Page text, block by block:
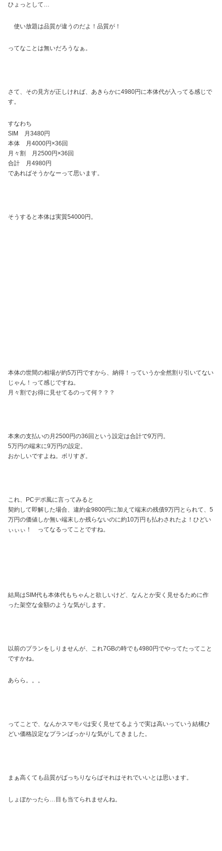
ひょっとして…
使い放題は品質が違うのだよ！品質が！
ってなことは無いだろうなぁ。
さて、その見方が正しければ、あきらかに4980円に本体代が入ってる感じで
す。
すなわち
SIM 月3480円
本体 月4000円×36回
月々割 月2500円×36回
合計 月4980円
であればそうかなーって思います。
そうすると本体は実質54000円。
本体の世間の相場が約5万円ですから、納得！っていうか全然割り引いてない
じゃん！って感じですね。
月々割でお得に見せてるのって何？？？
本来の支払いの月2500円の36回という設定は合計で9万円。
5万円の端末に9万円の設定。
おかしいですよね。ボリすぎ。
これ、PCデポ風に言ってみると
契約して即解した場合、違約金9800円に加えて端末の残債9万円とられて、5
万円の価値しか無い端末しか残らないのに約10万円も払わされたよ！ひどい
ぃぃぃ！ ってなるってことですね。
結局はSIM代も本体代もちゃんと欲しいけど、なんとか安く見せるために作
った架空な金額のような気がします。
以前のプランをしりませんが、これ7GBの時でも4980円でやってたってこと
ですかね。
あらら。。。
ってことで、なんかスマモバは安く見せてるようで実は高いっていう結構ひ
どい価格設定なプランばっかりな気がしてきました。
まぁ高くても品質がばっちりならばそれはそれでいいとは思います。
しょぼかったら…目も当てられませんね。